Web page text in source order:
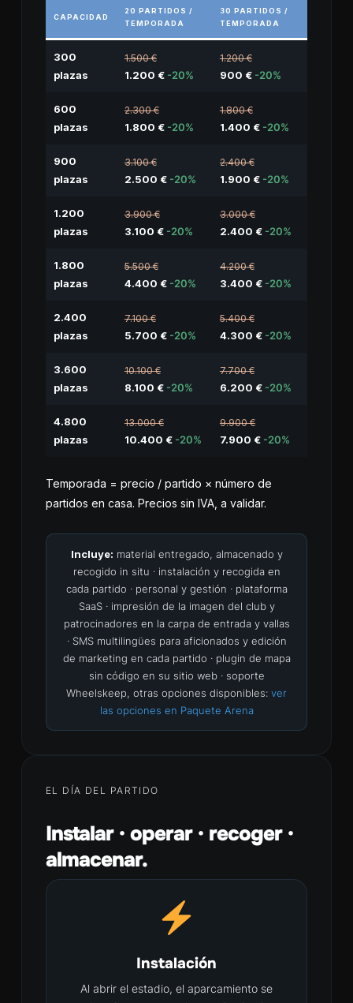
CAPACIDAD
20 PARTIDOS /
TEMPORADA
30 PARTIDOS /
TEMPORADA
300
plazas
1.500 €
1.200 € -20%
1.200 €
900 € -20%
600
plazas
2.300 €
1.800 € -20%
1.800 €
1.400 € -20%
900
plazas
3.100 €
2.500 € -20%
2.400 €
1.900 € -20%
1.200
plazas
3.900 €
3.100 € -20%
3.000 €
2.400 € -20%
1.800
plazas
5.500 €
4.400 € -20%
4.200 €
3.400 € -20%
2.400
plazas
7.100 €
5.700 € -20%
5.400 €
4.300 € -20%
3.600
plazas
10.100 €
8.100 € -20%
7.700 €
6.200 € -20%
4.800
plazas
13.000 €
10.400 € -20%
9.900 €
7.900 € -20%
Temporada = precio / partido × número de
partidos en casa. Precios sin IVA, a validar.
Incluye: material entregado, almacenado y
recogido in situ · instalación y recogida en
cada partido · personal y gestión · plataforma
SaaS · impresión de la imagen del club y
patrocinadores en la carpa de entrada y vallas
· SMS multilingües para aficionados y edición
de marketing en cada partido · plugin de mapa
sin código en su sitio web · soporte
Wheelskeep, otras opciones disponibles: ver
las opciones en Paquete Arena
EL DÍA DEL PARTIDO
Instalar · operar · recoger ·
almacenar.
Instalación
Al abrir el estadio, el aparcamiento se